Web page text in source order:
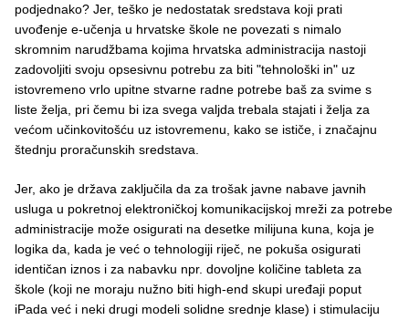
podjednako? Jer, teško je nedostatak sredstava koji prati
uvođenje e-učenja u hrvatske škole ne povezati s nimalo
skromnim narudžbama kojima hrvatska administracija nastoji
zadovoljiti svoju opsesivnu potrebu za biti "tehnološki in" uz
istovremeno vrlo upitne stvarne radne potrebe baš za svime s
liste želja, pri čemu bi iza svega valjda trebala stajati i želja za
većom učinkovitošću uz istovremenu, kako se ističe, i značajnu
štednju proračunskih sredstava.
Jer, ako je država zaključila da za trošak javne nabave javnih
usluga u pokretnoj elektroničkoj komunikacijskoj mreži za potrebe
administracije može osigurati na desetke milijuna kuna, koja je
logika da, kada je već o tehnologiji riječ, ne pokuša osigurati
identičan iznos i za nabavku npr. dovoljne količine tableta za
škole (koji ne moraju nužno biti high-end skupi uređaji poput
iPada već i neki drugi modeli solidne srednje klase) i stimulaciju